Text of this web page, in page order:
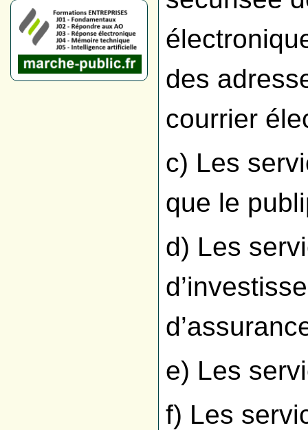
des
courrier
c) Les
que le
d) Les
e) Les
f) Les